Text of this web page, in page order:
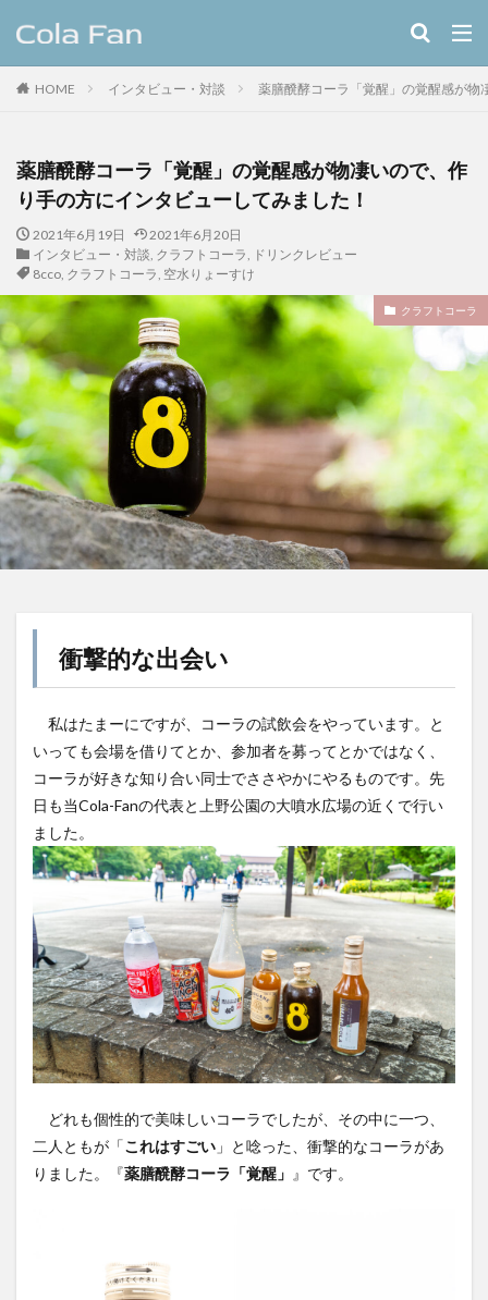
HOME インタビュー・対談 薬膳醗酵コーラ「覚醒」の覚醒感が
薬膳醗酵コーラ「覚醒」の覚醒感が物凄いので、作
り手の方にインタビューしてみました！
2021年6月19日
2021年6月20日
インタビュー・対談, クラフトコーラ, ドリンクレビュー
8cco, クラフトコーラ, 空水りょーすけ
クラフトコーラ
衝撃的な出会い
私はたまーにですが、コーラの試飲会をやっています。と
いっても会場を借りてとか、参加者を募ってとかではなく、
コーラが好きな知り合い同士でささやかにやるものです。先
日も当Cola-Fanの代表と上野公園の大噴水広場の近くで行い
ました。
どれも個性的で美味しいコーラでしたが、その中に一つ、
二人ともが「これはすごい 」と唸った、衝撃的なコーラがあ
りました。『薬膳醗酵コーラ「覚醒」 』です。
クラフトコーラ
タグ
11種のスパイスコーラ 伊良コーラ
ラムネ
ラララコーラ レシピ
ローカル
ローカルコーラ
九州
伊藤甘味
ヤーコン
八海山
八海醸造株式会社
北摂スパイスコーラ
北摂スパイス研究所
北海道クラフトコーラ
十勝夕暮れコーラ
埼玉クラフトコーラ
大和コーラ
屋久島1000年コーラ
ヤーコンシロップ
モンデマンエステー
島根県
ポークソテー
ハンズ
ピザ
ピノコーラ
ペプシコーラ
ボタニカル
ポップコーン
ボトル
またたびコーラ
メロンソーダ
メントスコーラ
モスバーガー
モトコーラ
岐阜
愛と美の戦士
パーティタイム
自由が丘バーガー
萬金コーラ
薩摩クラフトコーラ
薬膳発酵コーラ
薬膳醗酵コーラ「覚醒」
行田
越後クラフトコーラ
銚子灯台コーラ
美郷町
鎌倉
鎌倉龍神コーラ
雪室
霧島クラフトコーラ
飲食店情報
香川
高知クラフトコーラ
高知コーラ
魚沼の里
羽田ブルワリー
美容
手作り
明石麻弓
映画
東京コーラ
横浜クラフトコーラ
はちみつレモン